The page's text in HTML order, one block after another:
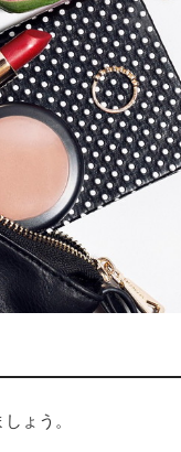
ょう。